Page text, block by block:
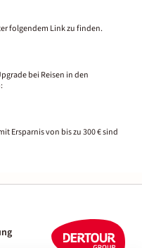
folgendem Link zu finden.
bei Reisen in den
Ersparnis von bis zu 300 € sind